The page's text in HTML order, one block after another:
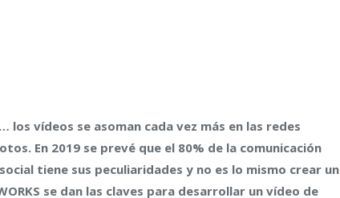
vídeos se asoman cada vez más en las redes
En 2019 se prevé que el 80% de la comunicación
tiene sus peculiaridades y no es lo mismo crear un
se dan las claves para desarrollar un vídeo de